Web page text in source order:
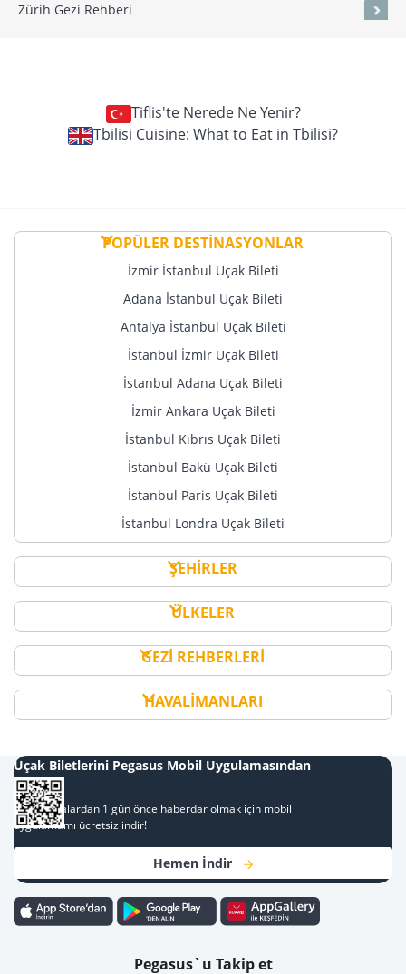
Zürih Gezi Rehberi
Tiflis'te Nerede Ne Yenir?
Tbilisi Cuisine: What to Eat in Tbilisi?
POPÜLER DESTİNASYONLAR
İzmir İstanbul Uçak Bileti
Adana İstanbul Uçak Bileti
Antalya İstanbul Uçak Bileti
İstanbul İzmir Uçak Bileti
İstanbul Adana Uçak Bileti
İzmir Ankara Uçak Bileti
İstanbul Kıbrıs Uçak Bileti
İstanbul Bakü Uçak Bileti
İstanbul Paris Uçak Bileti
İstanbul Londra Uçak Bileti
ŞEHİRLER
ÜLKELER
GEZİ REHBERLERİ
HAVALİMANLARI
Uçak Biletlerini Pegasus Mobil Uygulamasından
Al
Kampanyalardan 1 gün önce haberdar olmak için mobil
uygulamamı ücretsiz indir!
Hemen İndir
Pegasus`u Takip et